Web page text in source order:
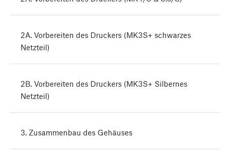
2A. Vorbereiten des Druckers (MK3S+ schwarzes
Netzteil)
2B. Vorbereiten des Druckers (MK3S+ Silbernes
Netzteil)
3. Zusammenbau des Gehäuses